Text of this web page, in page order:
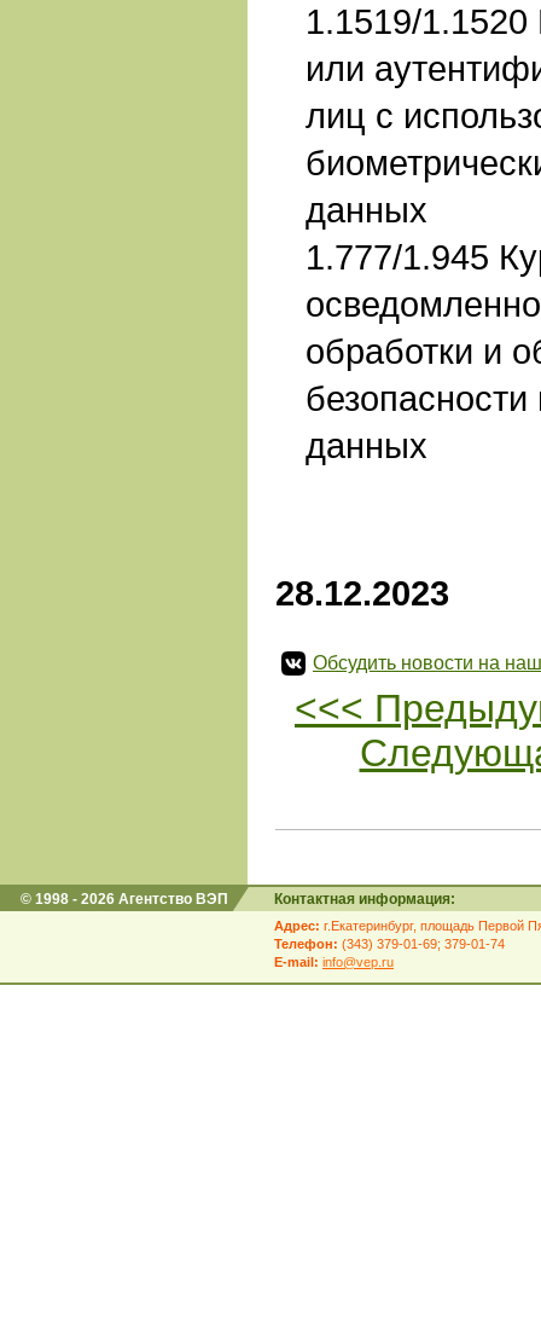
1.1519/
или
лиц с
данных
1.777/1.945
обработки и
данных
28.12.2023
Обсудить новости на
<<<
© 1998 - 2026 Агентство ВЭП Контактная информация:
Адрес: г.Екатеринбург, площадь Первой
Телефон: (343) 379-01-69; 379-01-74
E-mail: info@vep.ru